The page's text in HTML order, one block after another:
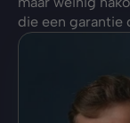
die een garantie